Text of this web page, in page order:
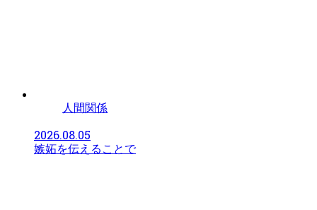
人間関係
2026.08.05
嫉妬を伝えることで